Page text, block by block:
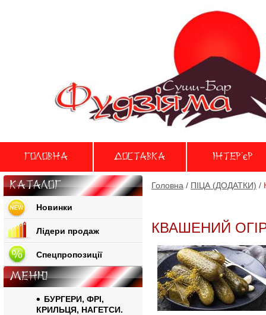
Головна Доставка Iнтер'єр
Головна / ПІЦА (ДОДАТКИ) /
КВАШЕНИЙ
Каталог
Новинки
Лідери продаж
Спецпропозиції
Меню
БУРГЕРИ, ФРІ,
КРИЛЬЦЯ, НАГЕТСИ.